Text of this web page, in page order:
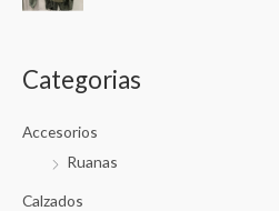
Categorias
Accesorios
Ruanas
Calzados